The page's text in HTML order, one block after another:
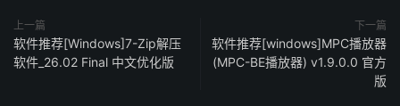
上一篇
软件推荐[Windows]7-Zip解压
软件_26.02 Final 中文优化版
下一篇
软件推荐[windows]MPC播放器
(MPC-BE播放器) v1.9.0.0 官方
版